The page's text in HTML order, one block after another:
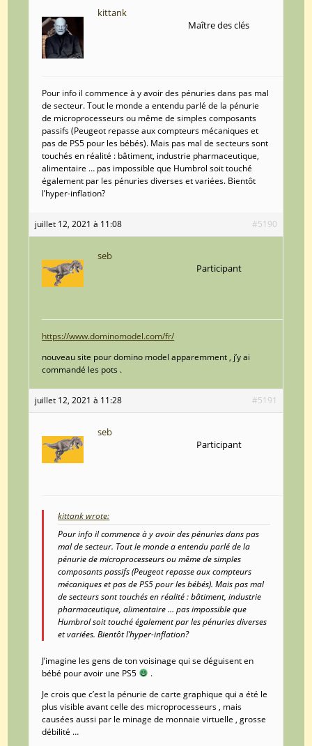
kittank
Maître des clés
Pour info il commence à y avoir des pénuries dans pas mal
de secteur. Tout le monde a entendu parlé de la pénurie
de microprocesseurs ou même de simples composants
passifs (Peugeot repasse aux compteurs mécaniques et
pas de PS5 pour les bébés). Mais pas mal de secteurs sont
touchés en réalité : bâtiment, industrie pharmaceutique,
alimentaire … pas impossible que Humbrol soit touché
également par les pénuries diverses et variées. Bientôt
l’hyper-inflation?
juillet 12, 2021 à 11:08 #5190
seb
Participant
https://www.dominomodel.com/fr/
nouveau site pour domino model apparemment , j’y ai
commandé les pots .
juillet 12, 2021 à 11:28 #5191
seb
Participant
kittank wrote:
Pour info il commence à y avoir des pénuries dans pas
mal de secteur. Tout le monde a entendu parlé de la
pénurie de microprocesseurs ou même de simples
composants passifs (Peugeot repasse aux compteurs
mécaniques et pas de PS5 pour les bébés). Mais pas mal
de secteurs sont touchés en réalité : bâtiment, industrie
pharmaceutique, alimentaire … pas impossible que
Humbrol soit touché également par les pénuries diverses
et variées. Bientôt l’hyper-inflation?
J’imagine les gens de ton voisinage qui se déguisent en
bébé pour avoir une PS5
.
Je crois que c’est la pénurie de carte graphique qui a été le
plus visible avant celle des microprocesseurs , mais
causées aussi par le minage de monnaie virtuelle , grosse
débilité …